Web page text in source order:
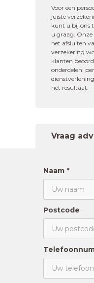
Voor een
juiste
kunt u bij ons
u graag.
het afsluiten
verzekering
klanten
onderdelen:
het resultaat.
Vraag
Naam *
Postcode